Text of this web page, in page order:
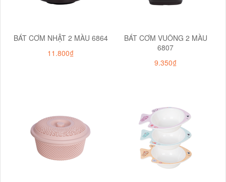
BÁT CƠM NHẬT 2 MÀU 6864
11.800₫
BÁT CƠM VUÔNG 2 MÀU
6807
9.350₫